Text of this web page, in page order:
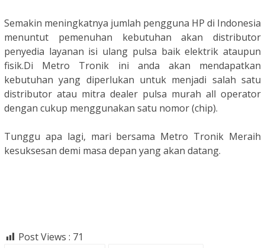
Semakin meningkatnya jumlah pengguna HP di Indonesia
menuntut pemenuhan kebutuhan akan distributor
penyedia layanan isi ulang pulsa baik elektrik ataupun
fisik.Di Metro Tronik ini anda akan mendapatkan
kebutuhan yang diperlukan untuk menjadi salah satu
distributor atau mitra dealer pulsa murah all operator
dengan cukup menggunakan satu nomor (chip).
Tunggu apa lagi, mari bersama Metro Tronik Meraih
kesuksesan demi masa depan yang akan datang.
Post Views : 71